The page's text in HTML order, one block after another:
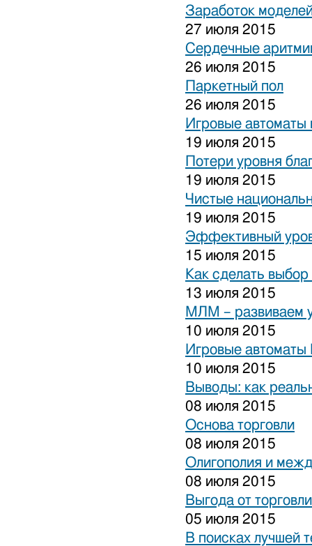
Заработок
27 июля 2015
Сердечные
26 июля 2015
Паркетный пол
26 июля 2015
Игровые
19 июля 2015
Потери уровня
19 июля 2015
Чистые
19 июля 2015
Эффективный
15 июля 2015
Как сделать
13 июля 2015
МЛМ – развиваем
10 июля 2015
Игровые
10 июля 2015
Выводы: как
08 июля 2015
Основа торговли
08 июля 2015
Олигополия и
08 июля 2015
Выгода от
05 июля 2015
В поисках лучшей